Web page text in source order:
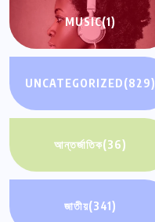
MUSIC(1)
UNCATEGORIZED(829)
আন্তর্জাতিক(36)
জাতীয়(341)